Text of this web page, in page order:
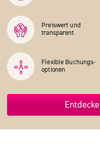
Preiswert und
transparent
Flexible Buchungs­
optionen